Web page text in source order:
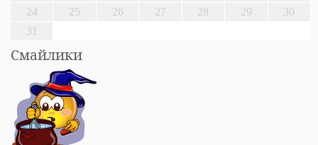
24
25 26 27 28 29
30
31
Смайлики